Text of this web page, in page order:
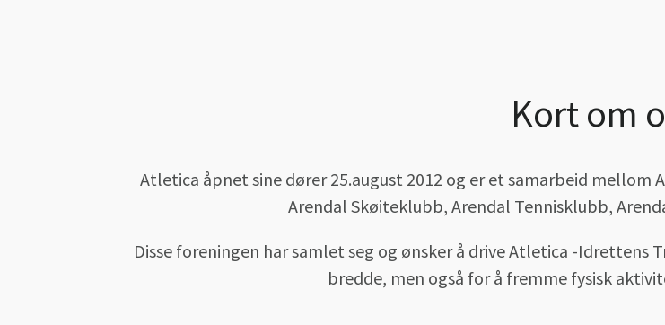
Kort om
Atletica åpnet sine dører 25.august 2012 og er et samarbeid
Arendal Skøiteklubb, Arendal Tennisklubb,
Disse foreningen har samlet seg og ønsker å drive Atletica -
bredde, men også for å fremme fysisk